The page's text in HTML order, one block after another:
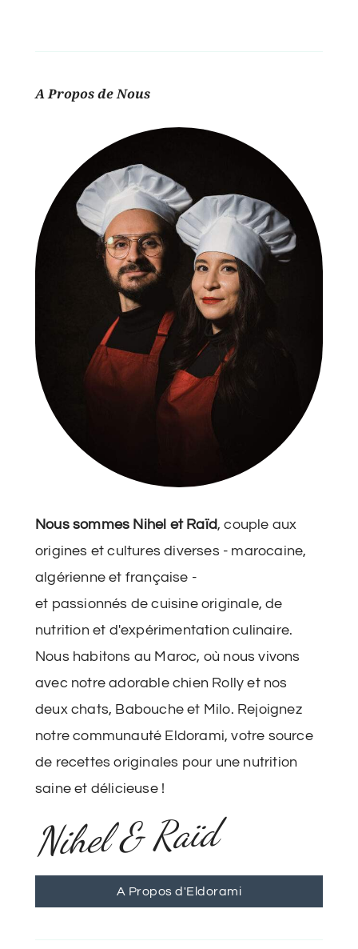
A Propos de Nous
Nous sommes Nihel et Raïd, couple aux
origines et cultures diverses - marocaine,
algérienne et française -
et passionnés de cuisine originale, de
nutrition et d'expérimentation culinaire.
Nous habitons au Maroc, où nous vivons
avec notre adorable chien Rolly et nos
deux chats, Babouche et Milo. Rejoignez
notre communauté Eldorami, votre source
de recettes originales pour une nutrition
saine et délicieuse !
Nihel & Raïd
A Propos d'Eldorami